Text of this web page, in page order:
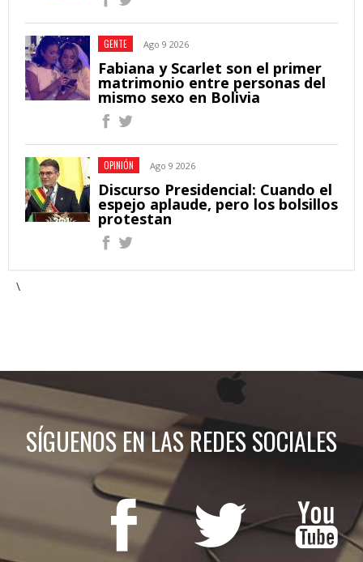
GENTE Ago 9 2026
Fabiana y Scarlet son el primer
matrimonio entre personas del
mismo sexo en Bolivia
OPINIÓN Ago 9 2026
Discurso Presidencial: Cuando el
espejo aplaude, pero los bolsillos
protestan
\
SÍGUENOS EN LAS REDES SOCIALES